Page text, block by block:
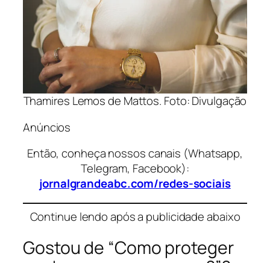
Thamires Lemos de Mattos. Foto: Divulgação
Anúncios
Então, conheça nossos canais (Whatsapp,
Telegram, Facebook):
jornalgrandeabc.com/redes-sociais
Continue lendo após a publicidade abaixo
Gostou de “Como proteger